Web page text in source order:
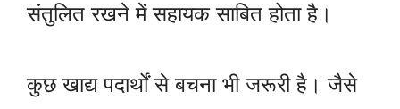
संतुलित रखने में सहायक साबित होता है।
कुछ खाद्य पदार्थों से बचना भी जरूरी है। जैसे